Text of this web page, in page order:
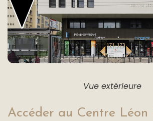
Vue extérieure
Accéder au Centre Léon